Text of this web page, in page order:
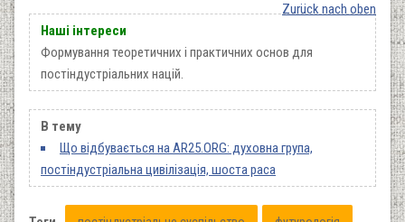
Zurück nach oben
Наші інтереси
Формування теоретичних і практичних основ для
постіндустріальних націй.
В тему
Що відбувається на AR25.ORG: духовна група,
постіндустріальна цивілізація, шоста раса